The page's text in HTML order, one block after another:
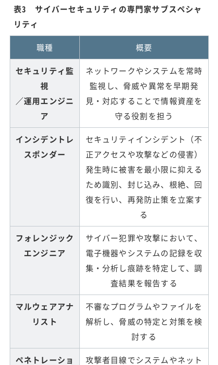
表3 サイバーセキュリティの専門家サブスペシャ
リティ
職種
概要
セキュリティ監
視
／運用エンジニ
ア
ネットワークやシステムを常時
監視し、脅威や異常を早期発
見・対応することで情報資産を
守る役割を担う
インシデントレ
スポンダー
セキュリティインシデント（不
正アクセスや攻撃などの侵害）
発生時に被害を最小限に抑える
ため識別、封じ込み、根絶、回
復を行い、再発防止策を立案す
る
フォレンジック
エンジニア
サイバー犯罪や攻撃において、
電子機器やシステムの記録を収
集・分析し痕跡を特定して、調
査結果を報告する
マルウェアアナ
リスト
不審なプログラムやファイルを
解析し、脅威の特定と対策を検
討する
ペネトレーショ
攻撃者目線でシステムやネット